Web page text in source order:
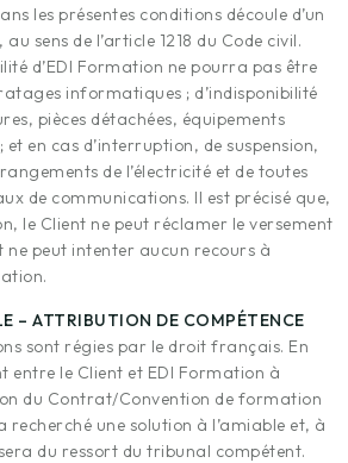
les présentes conditions découle d’un
sens de l’article 1218 du Code civil.
d’EDI Formation ne pourra pas être
informatiques ; d’indisponibilité
pièces détachées, équipements
en cas d’interruption, de suspension,
de l’électricité et de toutes
de communications. Il est précisé que,
le Client ne peut réclamer le versement
ne peut intenter aucun recours à
– ATTRIBUTION DE COMPÉTENCE
sont régies par le droit français. En
entre le Client et EDI Formation à
du Contrat/Convention de formation
recherché une solution à l’amiable et, à
du ressort du tribunal compétent.